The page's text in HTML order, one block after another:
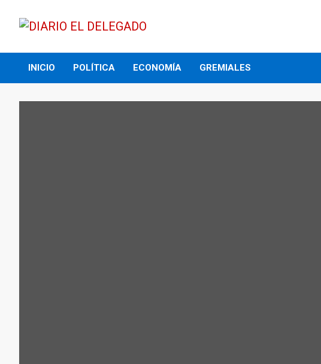
content
DIARIO EL DELEGADO
INICIO POLÍTICA ECONOMÍA GREMIALES